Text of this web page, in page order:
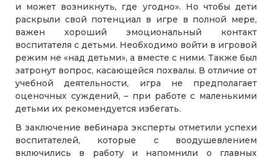
и может возникнуть, где угодно». Но чтобы дети
раскрыли свой потенциал в игре в полной мере,
важен хороший эмоциональный контакт
воспитателя с детьми. Необходимо войти в игровой
режим не «над детьми», а вместе с ними. Также был
затронут вопрос, касающейся похвалы. В отличие от
учебной деятельности, игра не предполагает
оценочных суждений, – при работе с маленькими
детьми их рекомендуется избегать.
В заключение вебинара эксперты отметили успехи
воспитателей, которые с воодушевлением
включились в работу и напомнили о главных